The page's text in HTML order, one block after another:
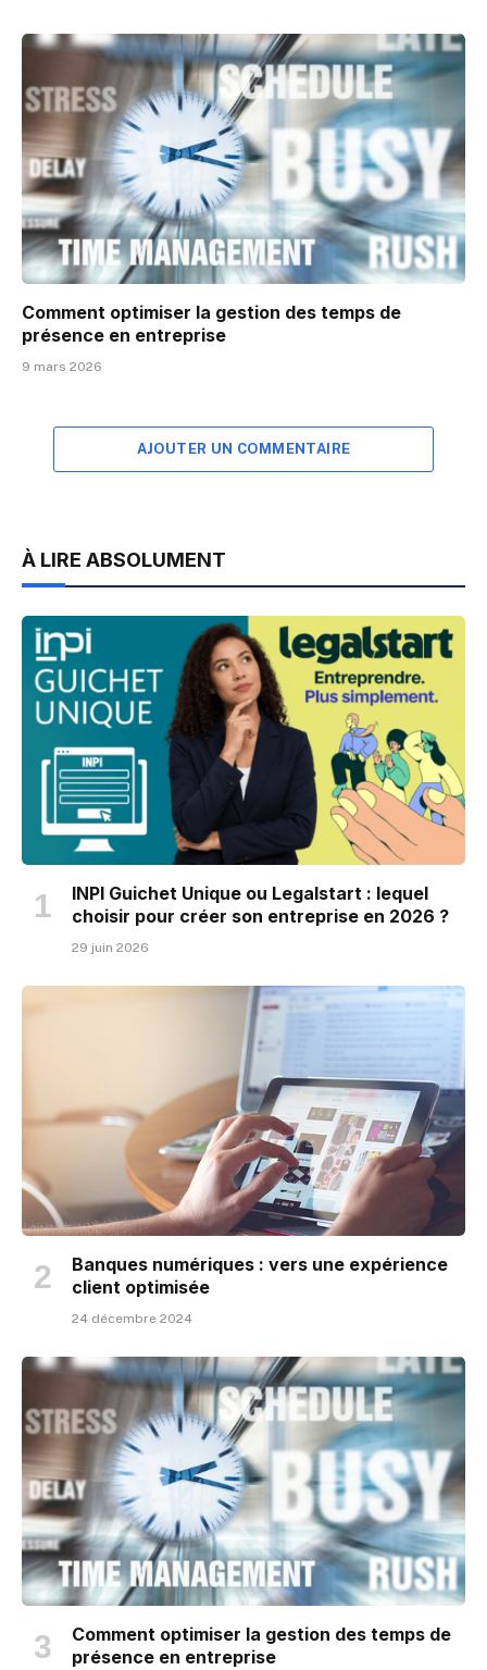
Comment optimiser la gestion des temps de
présence en entreprise
9 mars 2026
AJOUTER UN COMMENTAIRE
À LIRE ABSOLUMENT
INPI Guichet Unique ou Legalstart : lequel
choisir pour créer son entreprise en 2026 ?
29 juin 2026
Banques numériques : vers une expérience
client optimisée
24 décembre 2024
Comment optimiser la gestion des temps de
présence en entreprise